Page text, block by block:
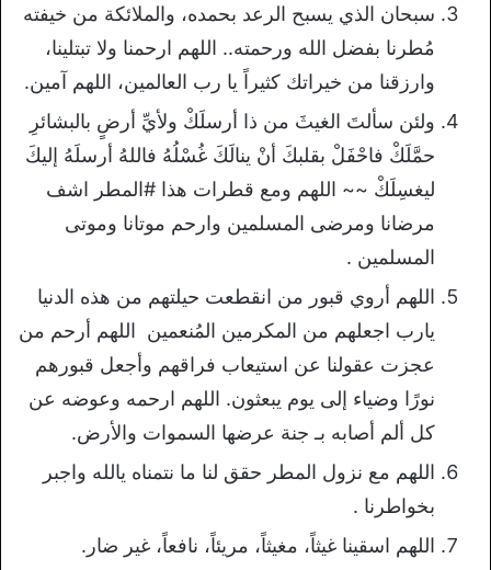
سبحان الذي يسبح الرعد بحمده، والملائكة من خيفته
مُطرنا بفضل الله ورحمته.. اللهم ارحمنا ولا تبتلينا،
وارزقنا من خيراتك كثيراً يا رب العالمين، اللهم آمين.
ولئن سألتَ الغيثَ من ذا أرسلَكْ ولأيِّ أرضٍ بالبشائرِ
حمَّلَكْ فاحْفَلْ بقلبكَ أنْ ينالَكَ غُسْلُهُ فاللهُ أرسلَهُ إليكَ
ليغسِلَكْ ~~ اللهم ومع قطرات هذا #المطر اشف
مرضانا ومرضى المسلمين وارحم موتانا وموتى
المسلمين .
اللهم أروي قبور من انقطعت حيلتهم من هذه الدنيا
يارب اجعلهم من المكرمين المُنعمين اللهم أرحم من
عجزت عقولنا عن استيعاب فراقهم وأجعل قبورهم
نورًا وضياء إلى يوم يبعثون. اللهم ارحمه وعوضه عن
كل ألم أصابه بـ جنة عرضها السموات والأرض.
اللهم مع نزول المطر حقق لنا ما نتمناه يالله واجبر
بخواطرنا .
اللهم اسقينا غيثاً، مغيثاً، مريئاً، نافعاً، غير ضار.